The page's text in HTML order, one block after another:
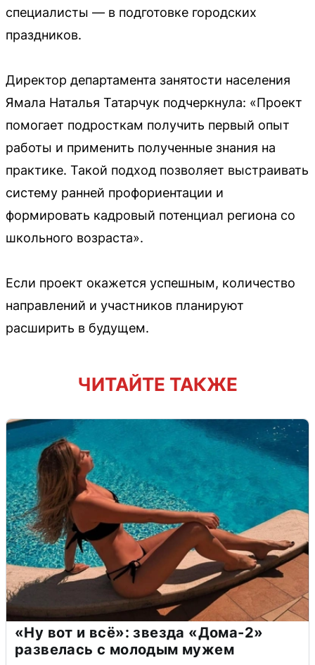
специалисты — в подготовке городских
праздников.
Директор департамента занятости населения
Ямала Наталья Татарчук подчеркнула: «Проект
помогает подросткам получить первый опыт
работы и применить полученные знания на
практике. Такой подход позволяет выстраивать
систему ранней профориентации и
формировать кадровый потенциал региона со
школьного возраста».
Если проект окажется успешным, количество
направлений и участников планируют
расширить в будущем.
ЧИТАЙТЕ ТАКЖЕ
«Ну вот и всё»: звезда «Дома-2»
развелась с молодым мужем